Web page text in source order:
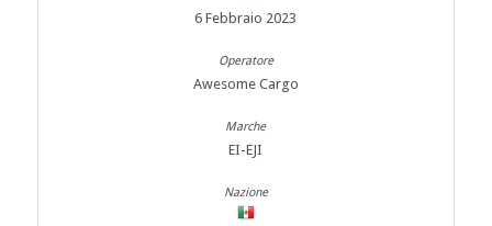
6 Febbraio 2023
Awesome Cargo
EI-EJI